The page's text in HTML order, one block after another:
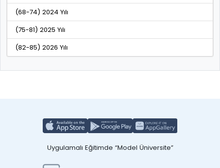
(68-74) 2024 Yılı
(75-81) 2025 Yılı
(82-85) 2026 Yılı
Uygulamalı Eğitimde “Model Üniversite”